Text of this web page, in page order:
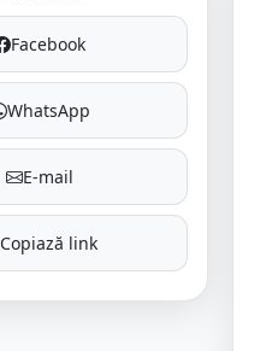
Facebook
WhatsApp
E-mail
Copiază link